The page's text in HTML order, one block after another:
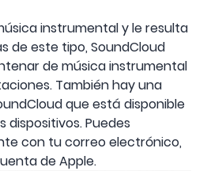
instrumental y le resulta
de este tipo, SoundCloud
de música instrumental
También hay una
que está disponible
dispositivos. Puedes
con tu correo electrónico,
de Apple.